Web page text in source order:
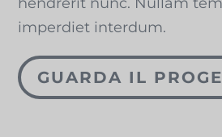
imperdiet interdum.
GUARDA IL